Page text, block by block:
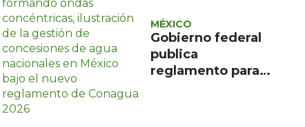
MÉXICO
Gobierno federal
publica
reglamento para